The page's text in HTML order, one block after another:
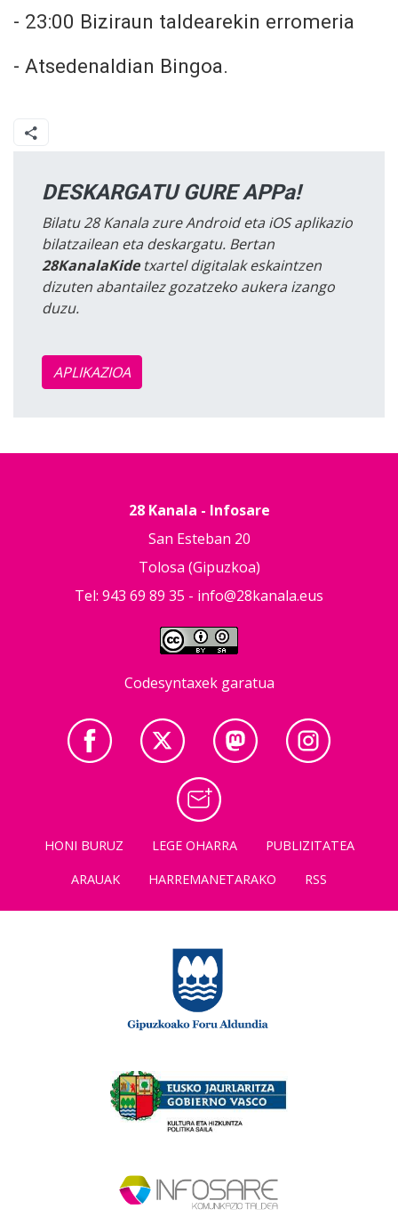
- ⁠23:00 Biziraun taldearekin erromeria
- ⁠Atsedenaldian Bingoa.
DESKARGATU GURE APPa!
Bilatu 28 Kanala zure Android eta iOS aplikazio
bilatzailean eta deskargatu. Bertan
28KanalaKidetxartel digitalak eskaintzen
dizuten abantailez gozatzeko aukera izango
duzu.
APLIKAZIOA
28 Kanala - Infosare
San Esteban 20
Tolosa (Gipuzkoa)
Tel: 943 69 89 35 - info@28kanala.eus
Codesyntaxek garatua
HONI BURUZ LEGE OHARRA
PUBLIZITATEA
ARAUAK
HARREMANETARAKO RSS